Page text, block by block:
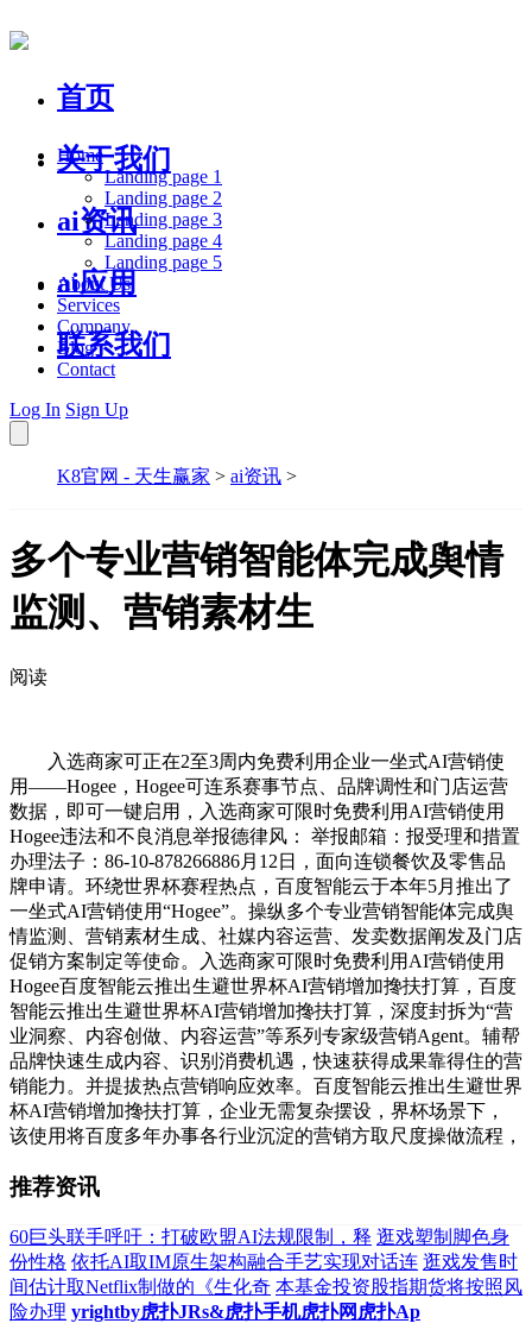
首页
关于我们
ai资讯
ai应用
联系我们
Home
Landing page 1
Landing page 2
Landing page 3
Landing page 4
Landing page 5
About Us
Services
Company
Blog
Contact
Log In Sign Up
K8官网 - 天生赢家 > ai资讯 >
多个专业营销智能体完成舆情
监测、营销素材生
阅读
入选商家可正在2至3周内免费利用企业一坐式AI营销使
用——Hogee，Hogee可连系赛事节点、品牌调性和门店运营
数据，即可一键启用，入选商家可限时免费利用AI营销使用
Hogee违法和不良消息举报德律风： 举报邮箱：报受理和措置
办理法子：86-10-878266886月12日，面向连锁餐饮及零售品
牌申请。环绕世界杯赛程热点，百度智能云于本年5月推出了
一坐式AI营销使用“Hogee”。操纵多个专业营销智能体完成舆
情监测、营销素材生成、社媒内容运营、发卖数据阐发及门店
促销方案制定等使命。入选商家可限时免费利用AI营销使用
Hogee百度智能云推出生避世界杯AI营销增加搀扶打算，百度
智能云推出生避世界杯AI营销增加搀扶打算，深度封拆为“营
业洞察、内容创做、内容运营”等系列专家级营销Agent。辅帮
品牌快速生成内容、识别消费机遇，快速获得成果靠得住的营
销能力。并提拔热点营销响应效率。百度智能云推出生避世界
杯AI营销增加搀扶打算，企业无需复杂摆设，界杯场景下，
该使用将百度多年办事各行业沉淀的营销方取尺度操做流程，
推荐资讯
60巨头联手呼吁：打破欧盟AI法规限制，释 逛戏塑制脚色身
份性格 依托AI取IM原生架构融合手艺实现对话连 逛戏发售时
间估计取Netflix制做的《生化奇 本基金投资股指期货将按照风
险办理 yrightby虎扑JRs&虎扑手机虎扑网虎扑Ap